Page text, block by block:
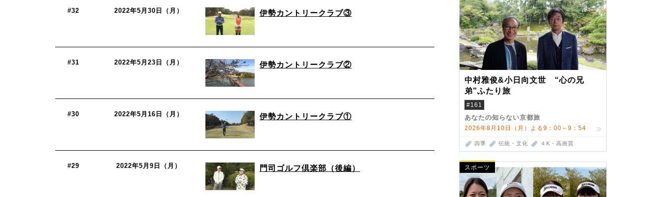
中村雅俊&小日向文世 “心の兄
弟”ふたり旅
#161
あなたの知らない京都旅
2026年8月10日（月）よる9：00～9：54
四季 伝統・文化 ４K・高画質
スポーツ
#32 2022年5月30日（月） 伊勢カントリークラブ③
#31 2022年5月23日（月） 伊勢カントリークラブ②
#30 2022年5月16日（月） 伊勢カントリークラブ①
#29 2022年5月9日（月） 門司ゴルフ倶楽部（後編）